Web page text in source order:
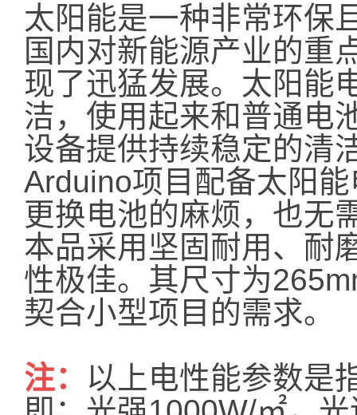
太阳能是一种非常环保
国内对新能源产业的重
现了迅猛发展。太阳能
洁，使用起来和普通电
设备提供持续稳定的清
Arduino项目配备太阳
更换电池的麻烦，也无
本品采用坚固耐用、耐
性极佳。其尺寸为
契合小型项目的需求。
注： 以上电性能参数是